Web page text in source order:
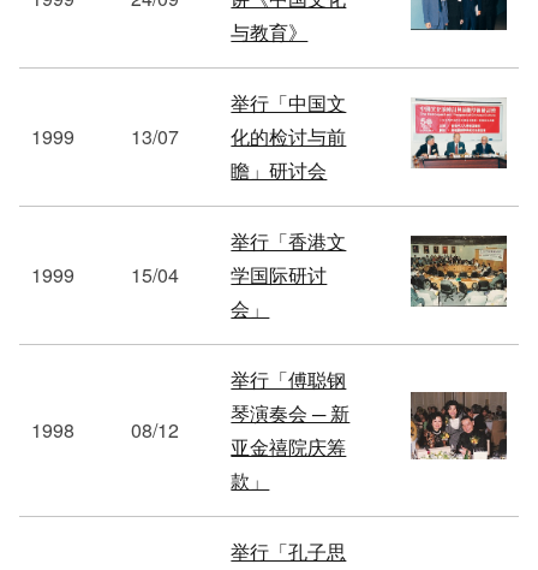
与教育》
1999 13/07
举行「中国文
化的检讨与前
瞻」研讨会
1999 15/04
举行「香港文
学国际研讨
会」
1998 08/12
举行「傅聪钢
琴演奏会 ─ 新
亚金禧院庆筹
款」
举行「孔子思